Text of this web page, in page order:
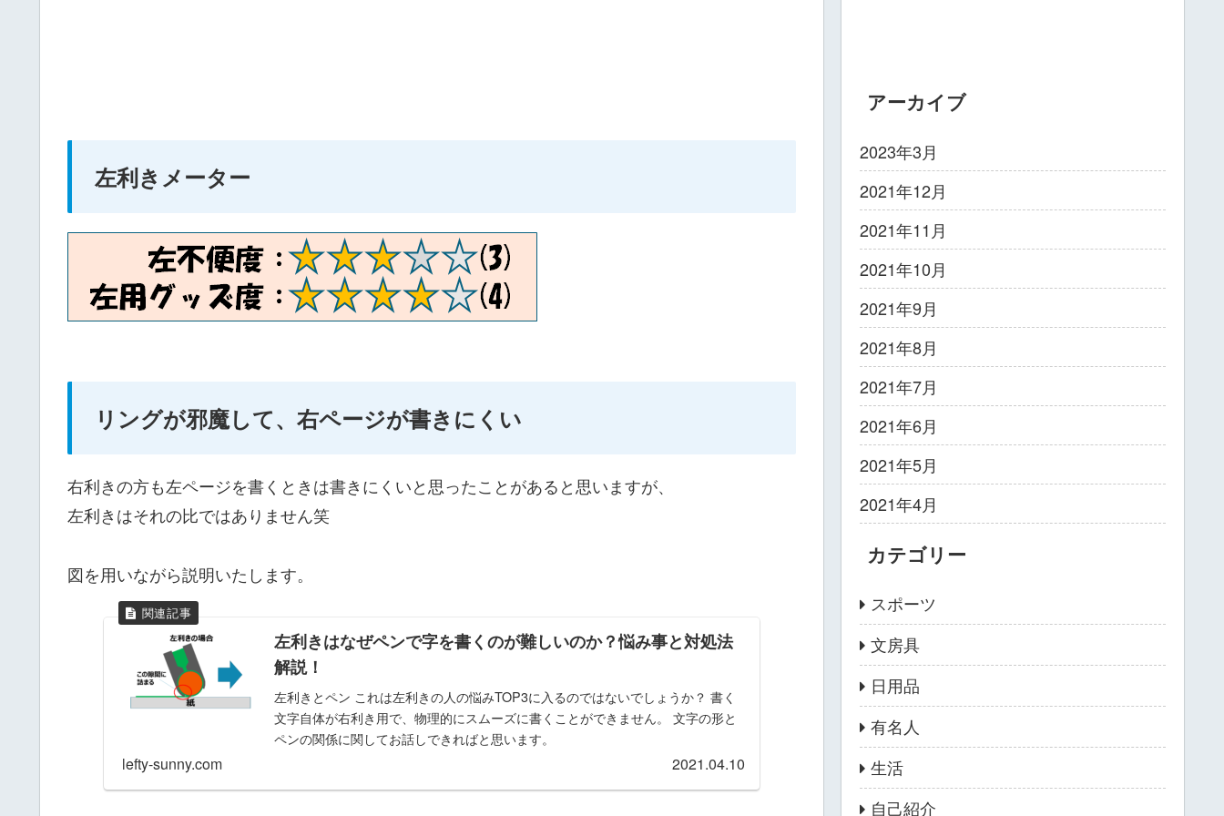
左利きメーター
リングが邪魔して、右ページが書きにくい
右利きの方も左ページを書くときは書きにくいと思ったことがあると思いますが、
左利きはそれの比ではありません笑
図を用いながら説明いたします。
左利きはなぜペンで字を書くのが難しいのか？悩み事と対処法
解説！
左利きとペン これは左利きの人の悩みTOP3に入るのではないでしょうか？ 書く
文字自体が右利き用で、物理的にスムーズに書くことができません。 文字の形と
ペンの関係に関してお話しできればと思います。
lefty-sunny.com 2021.04.10
アーカイブ
2023年3月
2021年12月
2021年11月
2021年10月
2021年9月
2021年8月
2021年7月
2021年6月
2021年5月
2021年4月
カテゴリー
スポーツ
文房具
日用品
有名人
生活
自己紹介